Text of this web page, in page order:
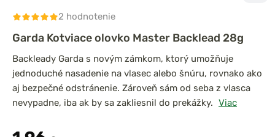
2 hodnotenie
Garda Kotviace olovko Master Backlead 28g
Backleady Garda s novým zámkom, ktorý umožňuje
jednoduché nasadenie na vlasec alebo šnúru, rovnako ako
aj bezpečné odstránenie. Zároveň sám od seba z vlasca
nevypadne, iba ak by sa zakliesnil do prekážky. Viac